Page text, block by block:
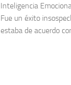
Inteligencia
Fue un éxito
estaba de acuerdo